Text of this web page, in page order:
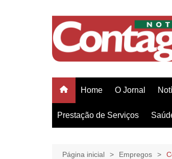
Home O Jornal
Prestação de Serviços
Página inicial Empregos